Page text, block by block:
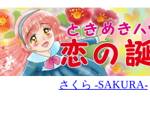
さくら -SAKURA-